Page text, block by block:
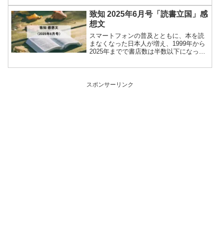
命を切り拓く鍵かもしれません。
致知 2025年6月号「読書立国」感
想文
スマートフォンの普及とともに、本を読
まなくなった日本人が増え、1999年から
2025年までで書店数は半数以下になって
学生の頃から割と本を読むタイプでし
い作品があればその...
スポンサーリンク